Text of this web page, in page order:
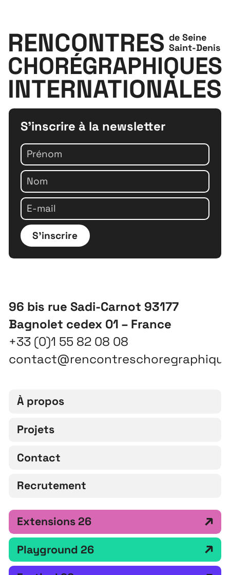
RENCONTRES
CHORÉGRAPHIQUES
INTERNATIONALES
de Seine
Saint-Denis
S'inscrire à la newsletter
S'inscrire
96 bis rue Sadi-Carnot 93177
Bagnolet cedex 01 – France
+33 (0)1 55 82 08 08
À propos
Projets
Contact
Recrutement
Extensions 26
Playground 26